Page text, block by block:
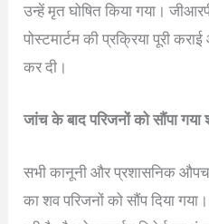
उन्हें मृत घोषित किया गया।
पोस्टमार्टम की प्रक्रिया पूरी
कर दी।
जांच के बाद परिजनों को सौंपा गया
सभी कानूनी और प्रशासनिक
का शव परिजनों को सौंप दिया